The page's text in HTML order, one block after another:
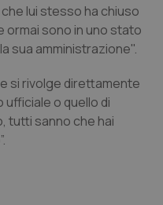
Bolzano
Trento
Ulcerosa
lui stesso ha chiuso
ormai sono in uno stato
sua amministrazione".
si rivolge direttamente
o quello di
tutti sanno che hai